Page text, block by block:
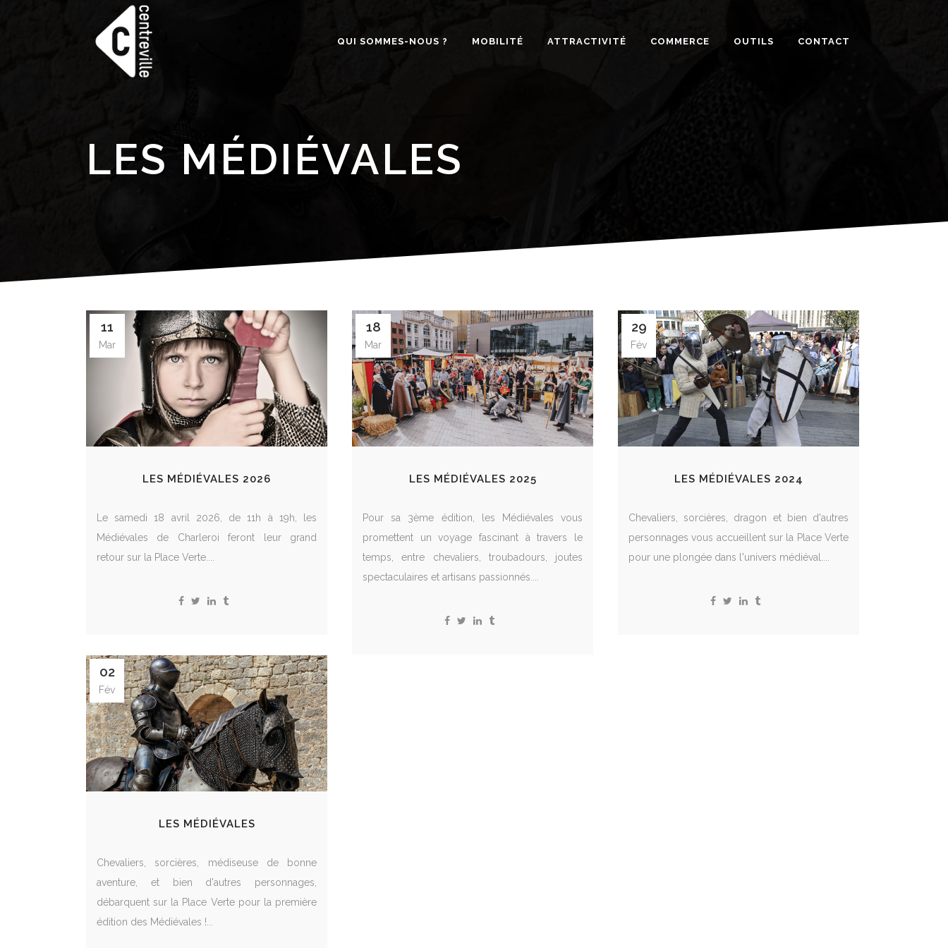
QUI SOMMES-NOUS ? MOBILITÉ ATTRACTIVITÉ COMMERCE OUTILS CONTACT
LES MÉDIÉVALES
11
Mar
LES MÉDIÉVALES 2026
Le samedi 18 avril 2026, de 11h à 19h, les
Médiévales de Charleroi feront leur grand
retour sur la Place Verte....
18
Mar
LES MÉDIÉVALES 2025
Pour sa 3ème édition, les Médiévales vous
promettent un voyage fascinant à travers le
temps, entre chevaliers, troubadours, joutes
spectaculaires et artisans passionnés....
29
Fév
LES MÉDIÉVALES 2024
Chevaliers, sorcières, dragon et bien d'autres
personnages vous accueillent sur la Place Verte
pour une plongée dans l'univers médiéval....
02
Fév
LES MÉDIÉVALES
Chevaliers, sorcières, médiseuse de bonne
aventure, et bien d'autres personnages,
débarquent sur la Place Verte pour la première
édition des Médiévales !...